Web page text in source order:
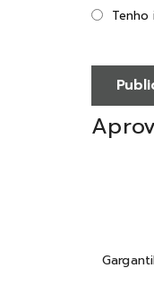
Tenho